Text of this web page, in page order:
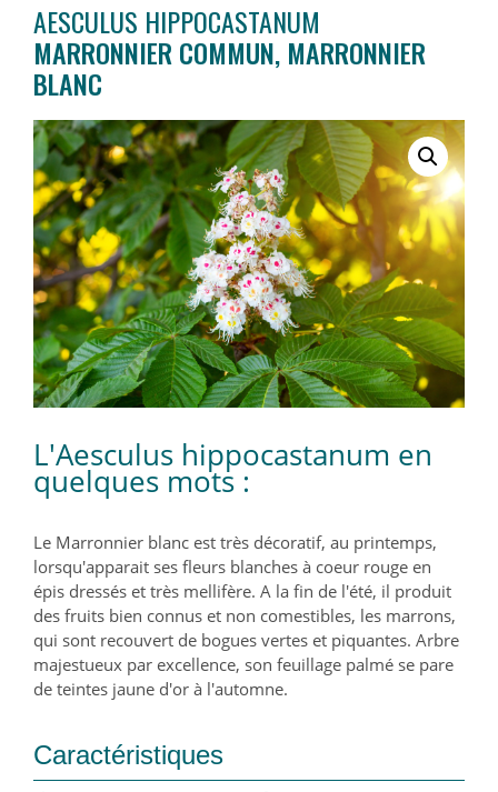
AESCULUS HIPPOCASTANUM
MARRONNIER COMMUN, MARRONNIER
BLANC
L'Aesculus hippocastanum en
quelques mots :
Le Marronnier blanc est très décoratif, au printemps,
lorsqu'apparait ses fleurs blanches à coeur rouge en
épis dressés et très mellifère. A la fin de l'été, il produit
des fruits bien connus et non comestibles, les marrons,
qui sont recouvert de bogues vertes et piquantes. Arbre
majestueux par excellence, son feuillage palmé se pare
de teintes jaune d'or à l'automne.
Caractéristiques